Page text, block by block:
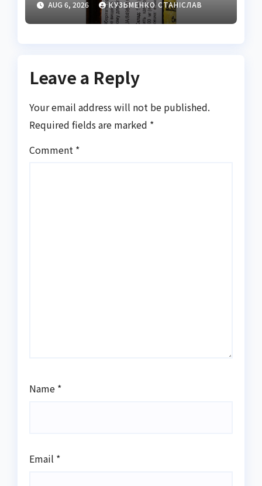
властивостями
AUG 6, 2026 КУЗЬМЕНКО СТАНІСЛАВ
Leave a Reply
Your email address will not be published.
Required fields are marked *
Comment *
Name *
Email *